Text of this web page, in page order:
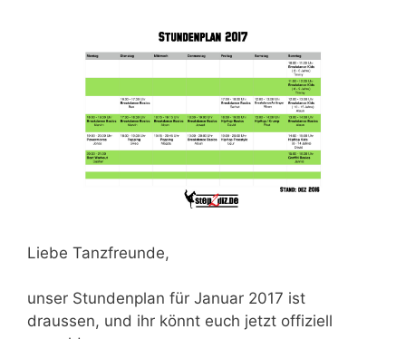
Liebe Tanzfreunde,
unser Stundenplan für Januar 2017 ist
draussen, und ihr könnt euch jetzt offiziell